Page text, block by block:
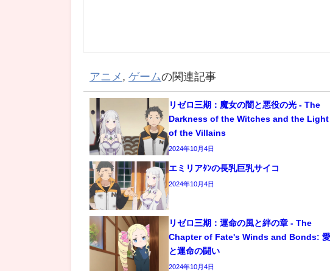
アニメ , ゲームの関連記事
リゼロ三期：魔女の闇と悪役の光 - The
Darkness of the Witches and the Light
of the Villains
2024年10月4日
エミリアﾀﾝの長乳巨乳サイコ
2024年10月4日
リゼロ三期：運命の風と絆の章 - The
Chapter of Fate's Winds and Bonds: 愛
と運命の闘い
2024年10月4日